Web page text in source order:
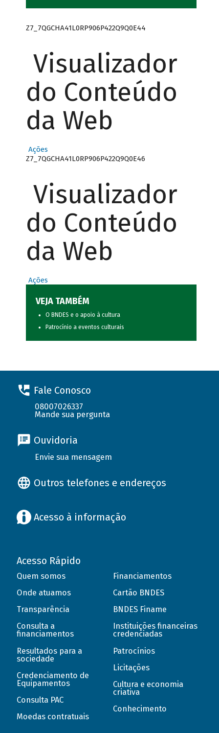
Z7_7QGCHA41L0RP906P422Q9Q0E44
Visualizador
do Conteúdo
da Web
Ações
Z7_7QGCHA41L0RP906P422Q9Q0E46
Visualizador
do Conteúdo
da Web
Ações
VEJA TAMBÉM
O BNDES e o apoio à cultura
Patrocínio a eventos culturais
Fale Conosco
08007026337
Mande sua pergunta
Ouvidoria
Envie sua mensagem
Outros telefones e endereços
Acesso à informação
Acesso Rápido
Quem somos
Onde atuamos
Transparência
Consulta a
financiamentos
Resultados para a
sociedade
Credenciamento de
Equipamentos
Consulta PAC
Moedas contratuais
Financiamentos
Cartão BNDES
BNDES Finame
Instituições financeiras
credenciadas
Patrocínios
Licitações
Cultura e economia
criativa
Conhecimento